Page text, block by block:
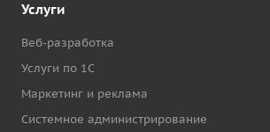
Услуги
Веб-разработка
Услуги по 1С
Маркетинг и реклама
Системное администрирование